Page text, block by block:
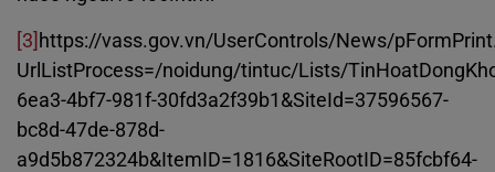
[3] https://vass.gov.vn/UserControls/News/
UrlListProcess=/noidung/tintuc/Lists/
6ea3-4bf7-981f-30fd3a2f39b1&SiteId=37596567-
bc8d-47de-878d-
a9d5b872324b&ItemID=1816&SiteRootID=85fcbf64-